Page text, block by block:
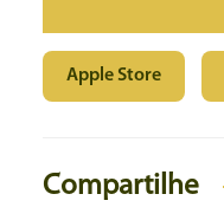
Apple Store
Compartilhe